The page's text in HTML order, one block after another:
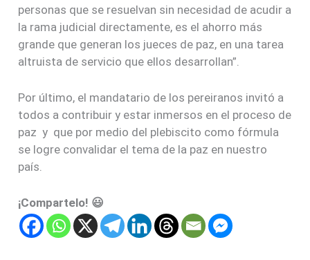
personas que se resuelvan sin necesidad de acudir a
la rama judicial directamente, es el ahorro más
grande que generan los jueces de paz, en una tarea
altruista de servicio que ellos desarrollan”.
Por último, el mandatario de los pereiranos invitó a
todos a contribuir y estar inmersos en el proceso de
paz y que por medio del plebiscito como fórmula
se logre convalidar el tema de la paz en nuestro
país.
¡Compartelo! 😃